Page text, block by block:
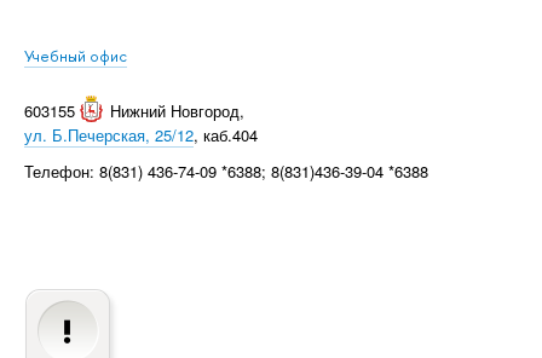
Учебный офис
603155 Нижний Новгород,
ул. Б.Печерская, 25/12, каб.404
Телефон: 8(831) 436-74-09 *6388; 8(831)436-39-04 *6388